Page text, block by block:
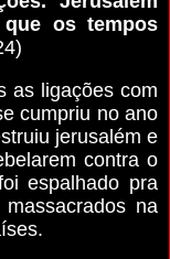
os tempos
as ligações com
cumpriu no ano
jerusalém e
contra o
espalhado pra
na